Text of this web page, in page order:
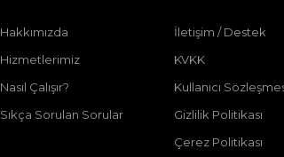
Hakkımızda
Hizmetlerimiz
Nasıl Çalışır?
Sıkça Sorulan Sorular
İletişim / Destek
KVKK
Kullanıcı
Gizlilik Politikası
Çerez Politikası